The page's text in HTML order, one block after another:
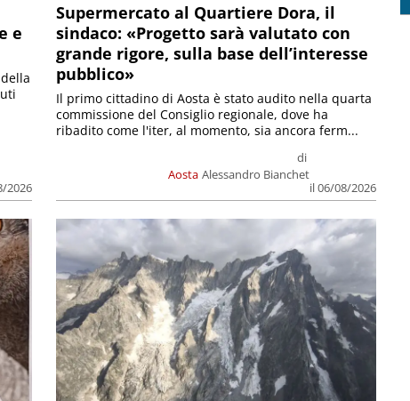
e
2026
Supermercato al Quartiere Dora, il
sindaco: «Progetto sarà valutato con
grande rigore, sulla base dell’interesse
pubblico»
Aosta
di
Alessandro Bianchet
il 06/08/2026
Il primo cittadino di Aosta è stato audito nella quarta
commissione del Consiglio regionale, dove ha
ribadito come l'iter, al momento, sia ancora ferm...